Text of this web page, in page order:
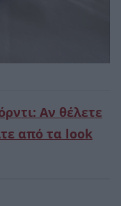
Αν θέλετε
από τα look